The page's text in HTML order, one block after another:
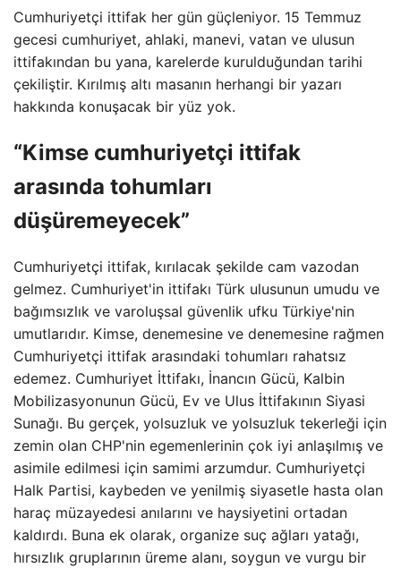
Cumhuriyetçi ittifak her gün güçleniyor. 15 Temmuz
gecesi cumhuriyet, ahlaki, manevi, vatan ve ulusun
ittifakından bu yana, karelerde kurulduğundan tarihi
çekiliştir. Kırılmış altı masanın herhangi bir yazarı
hakkında konuşacak bir yüz yok.
“Kimse cumhuriyetçi ittifak
arasında tohumları
düşüremeyecek”
Cumhuriyetçi ittifak, kırılacak şekilde cam vazodan
gelmez. Cumhuriyet'in ittifakı Türk ulusunun umudu ve
bağımsızlık ve varoluşsal güvenlik ufku Türkiye'nin
umutlarıdır. Kimse, denemesine ve denemesine rağmen
Cumhuriyetçi ittifak arasındaki tohumları rahatsız
edemez. Cumhuriyet İttifakı, İnancın Gücü, Kalbin
Mobilizasyonunun Gücü, Ev ve Ulus İttifakının Siyasi
Sunağı. Bu gerçek, yolsuzluk ve yolsuzluk tekerleği için
zemin olan CHP'nin egemenlerinin çok iyi anlaşılmış ve
asimile edilmesi için samimi arzumdur. Cumhuriyetçi
Halk Partisi, kaybeden ve yenilmiş siyasetle hasta olan
haraç müzayedesi anılarını ve haysiyetini ortadan
kaldırdı. Buna ek olarak, organize suç ağları yatağı,
hırsızlık gruplarının üreme alanı, soygun ve vurgu bir